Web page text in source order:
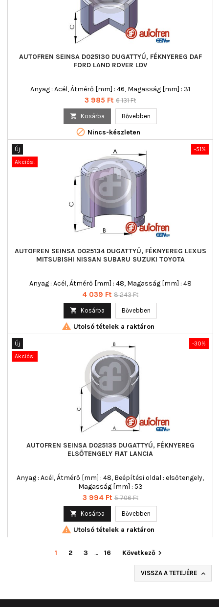
AUTOFREN SEINSA D025130 DUGATTYÚ, FÉKNYEREG DAF
FORD LAND ROVER LDV
Anyag : Acél, Átmérő [mm] : 46, Magasság [mm] : 31
Ár
3 985 Ft Normál
6 131 Ft
 Kosárba Bővebben
 Nincs-készleten
-51%
Új
Akciós!
AUTOFREN SEINSA D025134 DUGATTYÚ, FÉKNYEREG LEXUS
MITSUBISHI NISSAN SUBARU SUZUKI TOYOTA
Anyag : Acél, Átmérő [mm] : 48, Magasság [mm] : 48
Ár
4 039 Ft Normál
8 243 Ft
 Kosárba Bővebben
 Utolsó tételek a raktáron
-30%
Új
Akciós!
AUTOFREN SEINSA D025135 DUGATTYÚ, FÉKNYEREG
ELSŐTENGELY FIAT LANCIA
Anyag : Acél, Átmérő [mm] : 48, Beépítési oldal : elsőtengely,
Magasság [mm] : 53
Ár
3 994 Ft Normál
5 706 Ft
 Kosárba Bővebben
 Utolsó tételek a raktáron
1 2 3 … 16 Következő 
VISSZA A TETEJÉRE 